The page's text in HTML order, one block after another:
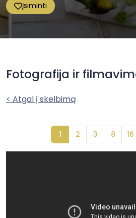
Įsiminti
Fotografija ir
< Atgal į skelbimą
1 2 3 8 16